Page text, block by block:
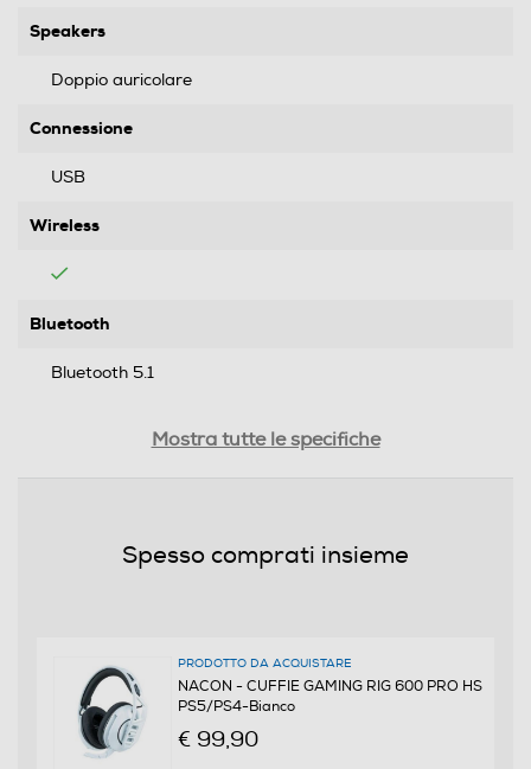
Speakers
Doppio auricolare
Connessione
USB
Wireless
Bluetooth
Bluetooth 5.1
Microfono incorporato
Mostra tutte le specifiche
Spesso comprati insieme
PRODOTTO DA ACQUISTARE
NACON - CUFFIE GAMING RIG 600 PRO HS
PS5/PS4-Bianco
€ 99,90